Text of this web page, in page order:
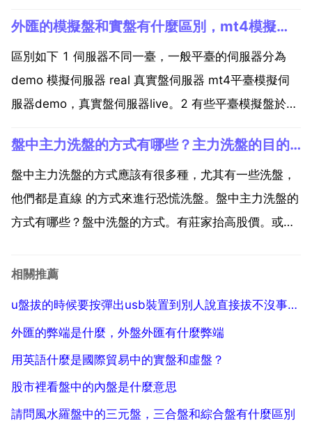
中，美元與另外一種可自由兌換的外幣之間的交易，習
慣上被稱為 直盤交易 如果交易物件為美元外的兩種可
自由兌換的...
外匯的模擬盤和實盤有什麼區別，mt4模擬盤和實盤的區別有哪些？
區別如下 1 伺服器不同一臺，一般平臺的伺服器分為
demo 模擬伺服器 real 真實盤伺服器 mt4平臺模擬伺
服器demo，真實盤伺服器live。2 有些平臺模擬盤於真
真實盤的點差是一樣的。一般模擬盤沒有加佣金 3 資料
傳輸，一般模擬平臺的資料傳輸...
盤中主力洗盤的方式有哪些？主力洗盤的目的是什麼？
盤中主力洗盤的方式應該有很多種，尤其有一些洗盤，
他們都是直線 的方式來進行恐慌洗盤。盤中主力洗盤的
方式有哪些？盤中洗盤的方式。有莊家抬高股價。或者
洗盤的目的是什麼？主要是兩個目的 1 清洗 買家的不
相關推薦
u盤拔的時候要按彈出usb裝置到別人說直接拔不沒事請問這個操作的原理是什麼能不能直接拔
外匯的弊端是什麼，外盤外匯有什麼弊端
用英語什麼是國際貿易中的實盤和虛盤？
股市裡看盤中的內盤是什麼意思
請問風水羅盤中的三元盤，三合盤和綜合盤有什麼區別